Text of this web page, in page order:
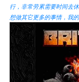
行，非常劳累需要时间去
想做其它更多的事情，我